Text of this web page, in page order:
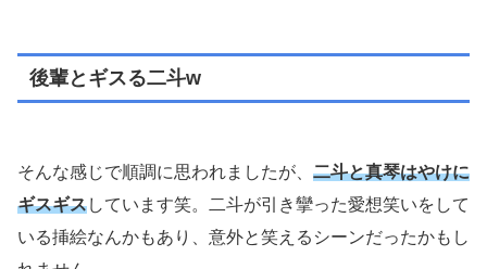
後輩とギスる二斗w
そんな感じで順調に思われましたが、 二斗と真琴はやけに
ギスギスしています笑。二斗が引き攣った愛想笑いをして
いる挿絵なんかもあり、意外と笑えるシーンだったかもし